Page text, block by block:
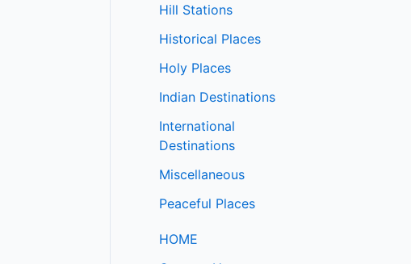
Hill Stations
Historical Places
Holy Places
Indian Destinations
International
Destinations
Miscellaneous
Peaceful Places
HOME